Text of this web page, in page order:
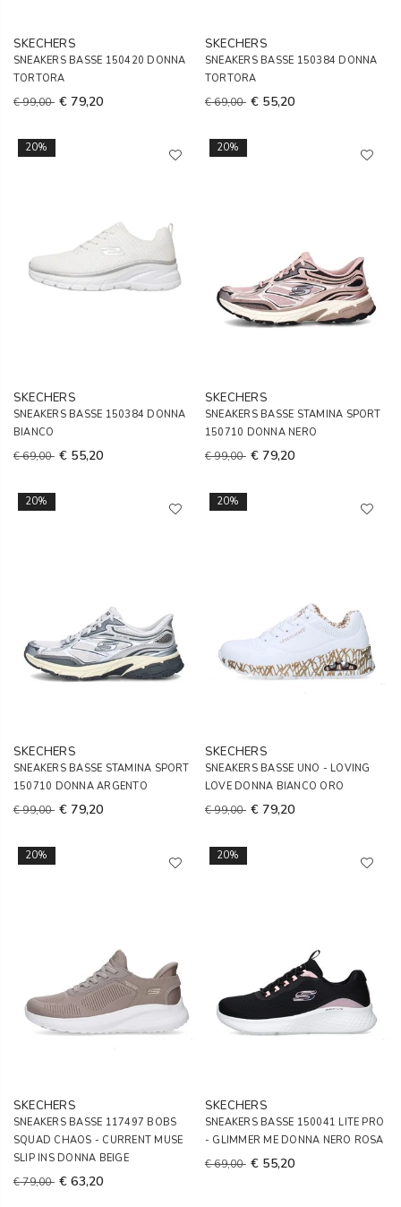
SKECHERS
SNEAKERS BASSE 150420 DONNA
TORTORA
€ 99,00 € 79,20
SKECHERS
SNEAKERS BASSE 150384 DONNA
TORTORA
€ 69,00 € 55,20
20%
SKECHERS
SNEAKERS BASSE 150384 DONNA
BIANCO
€ 69,00 € 55,20
20%
SKECHERS
SNEAKERS BASSE STAMINA SPORT
150710 DONNA NERO
€ 99,00 € 79,20
20%
SKECHERS
SNEAKERS BASSE STAMINA SPORT
150710 DONNA ARGENTO
€ 99,00 € 79,20
20%
SKECHERS
SNEAKERS BASSE UNO - LOVING
LOVE DONNA BIANCO ORO
€ 99,00 € 79,20
20%
SKECHERS
SNEAKERS BASSE 117497 BOBS
SQUAD CHAOS - CURRENT MUSE
SLIP INS DONNA BEIGE
€ 79,00 € 63,20
20%
SKECHERS
SNEAKERS BASSE 150041 LITE PRO
- GLIMMER ME DONNA NERO ROSA
€ 69,00 € 55,20